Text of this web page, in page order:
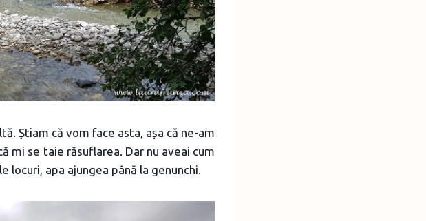
Știam că vom face asta, așa că ne-am
mi se taie răsuflarea. Dar nu aveai cum
locuri, apa ajungea până la genunchi.